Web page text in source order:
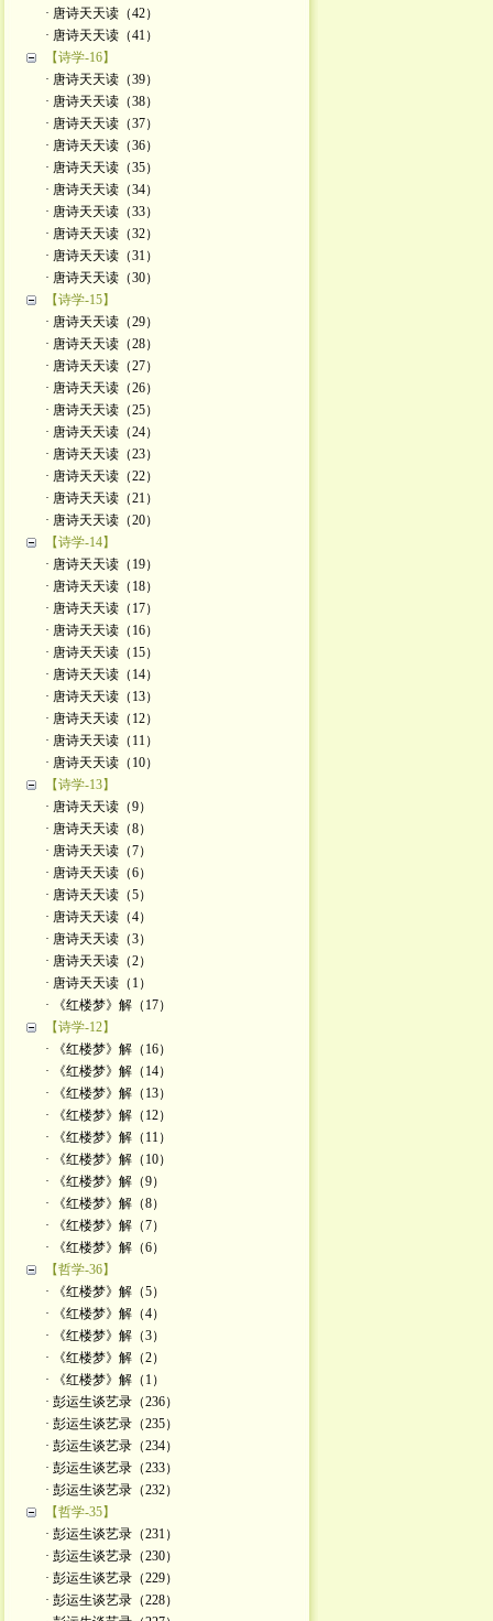
· 唐诗天天读（42）
· 唐诗天天读（41）
【诗学-16】
· 唐诗天天读（39）
· 唐诗天天读（38）
· 唐诗天天读（37）
· 唐诗天天读（36）
· 唐诗天天读（35）
· 唐诗天天读（34）
· 唐诗天天读（33）
· 唐诗天天读（32）
· 唐诗天天读（31）
· 唐诗天天读（30）
【诗学-15】
· 唐诗天天读（29）
· 唐诗天天读（28）
· 唐诗天天读（27）
· 唐诗天天读（26）
· 唐诗天天读（25）
· 唐诗天天读（24）
· 唐诗天天读（23）
· 唐诗天天读（22）
· 唐诗天天读（21）
· 唐诗天天读（20）
【诗学-14】
· 唐诗天天读（19）
· 唐诗天天读（18）
· 唐诗天天读（17）
· 唐诗天天读（16）
· 唐诗天天读（15）
· 唐诗天天读（14）
· 唐诗天天读（13）
· 唐诗天天读（12）
· 唐诗天天读（11）
· 唐诗天天读（10）
【诗学-13】
· 唐诗天天读（9）
· 唐诗天天读（8）
· 唐诗天天读（7）
· 唐诗天天读（6）
· 唐诗天天读（5）
· 唐诗天天读（4）
· 唐诗天天读（3）
· 唐诗天天读（2）
· 唐诗天天读（1）
· 《红楼梦》解（17）
【诗学-12】
· 《红楼梦》解（16）
· 《红楼梦》解（14）
· 《红楼梦》解（13）
· 《红楼梦》解（12）
· 《红楼梦》解（11）
· 《红楼梦》解（10）
· 《红楼梦》解（9）
· 《红楼梦》解（8）
· 《红楼梦》解（7）
· 《红楼梦》解（6）
【哲学-36】
· 《红楼梦》解（5）
· 《红楼梦》解（4）
· 《红楼梦》解（3）
· 《红楼梦》解（2）
· 《红楼梦》解（1）
· 彭运生谈艺录（236）
· 彭运生谈艺录（235）
· 彭运生谈艺录（234）
· 彭运生谈艺录（233）
· 彭运生谈艺录（232）
【哲学-35】
· 彭运生谈艺录（231）
· 彭运生谈艺录（230）
· 彭运生谈艺录（229）
· 彭运生谈艺录（228）